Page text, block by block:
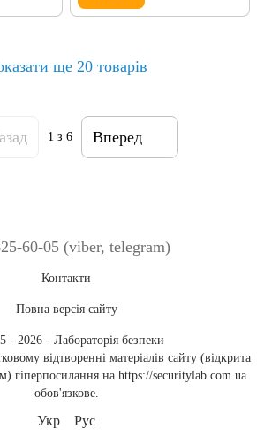
ще 20 товарів
1 з 6 Вперед
60-05 (viber, telegram)
Контакти
Повна версія сайту
- 2026 - Лабораторія безпеки
відтворенні матеріалів сайту (відкрита
гіперпосилання на https://securitylab.com.ua
обов'язкове.
Укр Рус